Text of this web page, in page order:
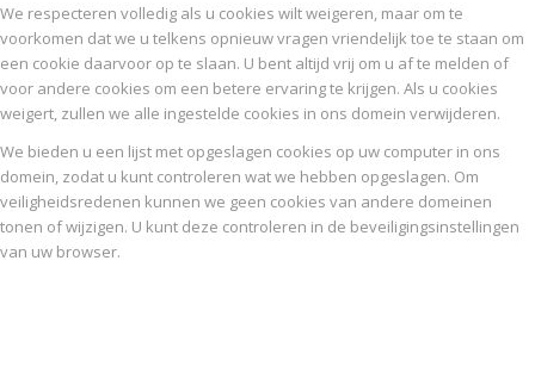
We respecteren volledig als u cookies wilt weigeren, maar om te
voorkomen dat we u telkens opnieuw vragen vriendelijk toe te staan om
een cookie daarvoor op te slaan. U bent altijd vrij om u af te melden of
voor andere cookies om een betere ervaring te krijgen. Als u cookies
weigert, zullen we alle ingestelde cookies in ons domein verwijderen.
We bieden u een lijst met opgeslagen cookies op uw computer in ons
domein, zodat u kunt controleren wat we hebben opgeslagen. Om
veiligheidsredenen kunnen we geen cookies van andere domeinen
tonen of wijzigen. U kunt deze controleren in de beveiligingsinstellingen
van uw browser.